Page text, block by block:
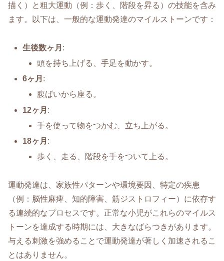
描く）と粗大運動（例：歩く、階段を昇る）の技能を含み
ます。以下は、一般的な運動発達のマイルストーンです：
生後数ヶ月 :
頭を持ち上げる、手足を動かす。
6ヶ月 :
腹ばいから座る。
12ヶ月 :
手を使って物をつかむ、立ち上がる。
18ヶ月 :
歩く、走る、階段を手をついて上る。
運動発達は、家族性パターンや環境要因、特定の疾患
（例：脳性麻痺、知的障害、筋ジストロフィー）に依存す
る連続的なプロセスです。正常な小児がこれらのマイルス
トーンを達成する時期には、大きなばらつきがあります。
与える刺激を強めることで運動発達が著しく加速されるこ
とはありません。